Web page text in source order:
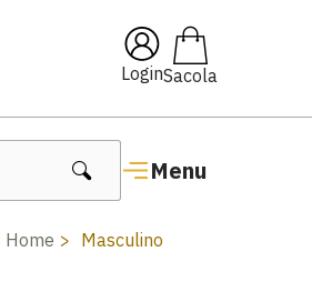
Login
Menu
🔥 Lançamentos Femininos
Home Masculino